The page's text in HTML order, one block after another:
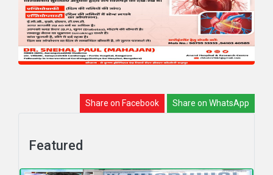
Share on Facebook Share on WhatsApp
Featured